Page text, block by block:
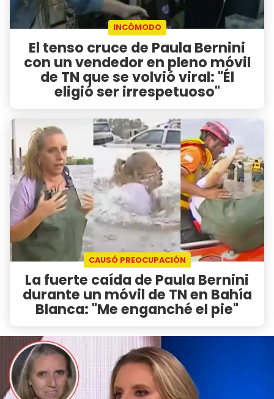
INCÓMODO
El tenso cruce de Paula Bernini
con un vendedor en pleno móvil
de TN que se volvió viral: "Él
eligió ser irrespetuoso"
CAUSÓ PREOCUPACIÓN
La fuerte caída de Paula Bernini
durante un móvil de TN en Bahía
Blanca: "Me enganché el pie"